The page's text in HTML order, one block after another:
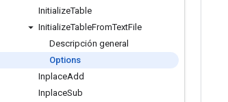
InitializeTable
InitializeTableFromTextFile
Descripción general
Options
InplaceAdd
InplaceSub